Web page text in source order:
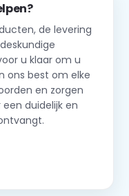
de levering
u klaar om u
ons best om elke
en zorgen
duidelijk en